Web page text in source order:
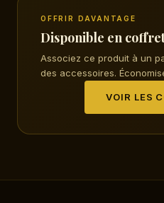
OFFRIR DAVANTAGE
Disponible en
Associez ce produit à un
des accessoires.
VOIR LES